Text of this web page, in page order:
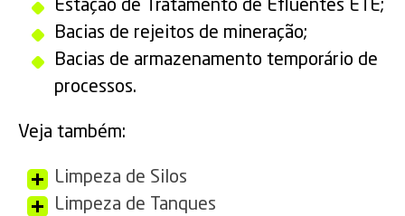
Estação de Tratamento de Efluentes ETE;
Bacias de rejeitos de mineração;
Bacias de armazenamento temporário de
processos.
Veja também:
Limpeza de Silos
Limpeza de Tanques